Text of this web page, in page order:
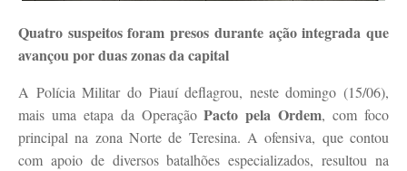
Quatro suspeitos foram presos durante ação integrada que
avançou por duas zonas da capital
A Polícia Militar do Piauí deflagrou, neste domingo (15/06),
mais uma etapa da OperaçãoPacto pela Ordem, com foco
principal na zona Norte de Teresina. A ofensiva, que contou
com apoio de diversos batalhões especializados, resultou na